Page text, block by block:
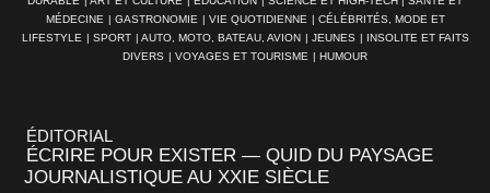
MÉDECINE | GASTRONOMIE | VIE QUOTIDIENNE | CÉLÉBRITÉS, MODE ET
LIFESTYLE | SPORT | AUTO, MOTO, BATEAU, AVION | JEUNES | INSOLITE ET FAITS
DIVERS | VOYAGES ET TOURISME | HUMOUR
ÉDITORIAL
ÉCRIRE POUR EXISTER — QUID DU PAYSAGE
JOURNALISTIQUE AU XXIE SIÈCLE